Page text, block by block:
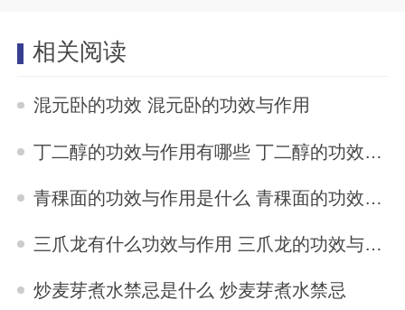
相关阅读
混元卧的功效 混元卧的功效与作用
2025-09-01
丁二醇的功效与作用有哪些 丁二醇的功效与作用
2025-09-01
青稞面的功效与作用是什么 青稞面的功效与作用
2025-09-01
三爪龙有什么功效与作用 三爪龙的功效与作用
2025-09-01
炒麦芽煮水禁忌是什么 炒麦芽煮水禁忌